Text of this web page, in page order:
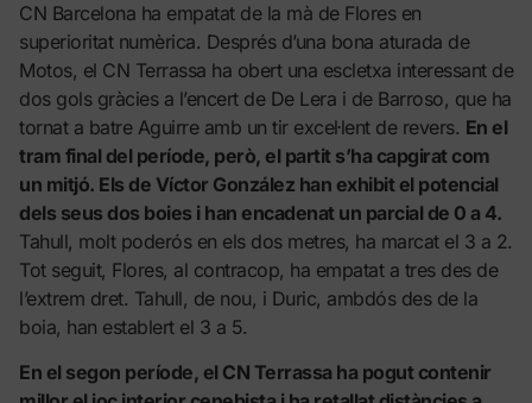
CN Barcelona ha empatat de la mà de Flores en
superioritat numèrica. Després d’una bona aturada de
Motos, el CN Terrassa ha obert una escletxa interessant de
dos gols gràcies a l’encert de De Lera i de Barroso, que ha
tornat a batre Aguirre amb un tir excel·lent de revers. En el
tram final del període, però, el partit s’ha capgirat com
un mitjó. Els de Víctor González han exhibit el potencial
dels seus dos boies i han encadenat un parcial de 0 a 4.
Tahull, molt poderós en els dos metres, ha marcat el 3 a 2.
Tot seguit, Flores, al contracop, ha empatat a tres des de
l’extrem dret. Tahull, de nou, i Duric, ambdós des de la
boia, han establert el 3 a 5.
En el segon període, el CN Terrassa ha pogut contenir